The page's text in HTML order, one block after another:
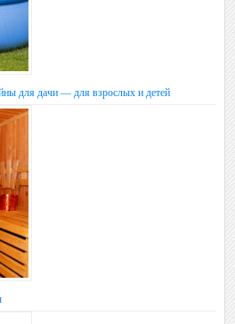
для дачи — для взрослых и детей